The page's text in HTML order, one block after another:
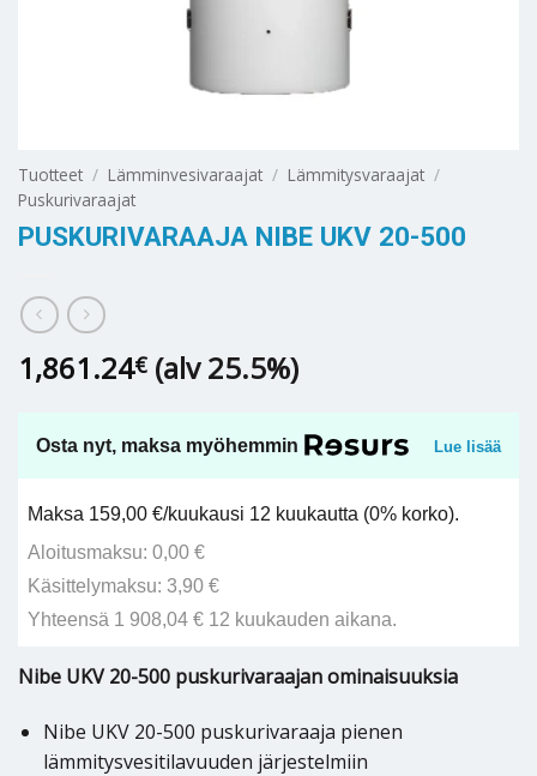
Tuotteet / Lämminvesivaraajat / Lämmitysvaraajat /
Puskurivaraajat
PUSKURIVARAAJA NIBE UKV 20-500
1,861.24€ (alv 25.5%)
Osta nyt, maksa myöhemmin Lue lisää
Maksa 159,00 €/kuukausi 12 kuukautta (0% korko).
Aloitusmaksu: 0,00 €
Käsittelymaksu: 3,90 €
Yhteensä 1 908,04 € 12 kuukauden aikana.
Nibe UKV 20-500 puskurivaraajan ominaisuuksia
Nibe UKV 20-500 puskurivaraaja pienen
lämmitysvesitilavuuden järjestelmiin